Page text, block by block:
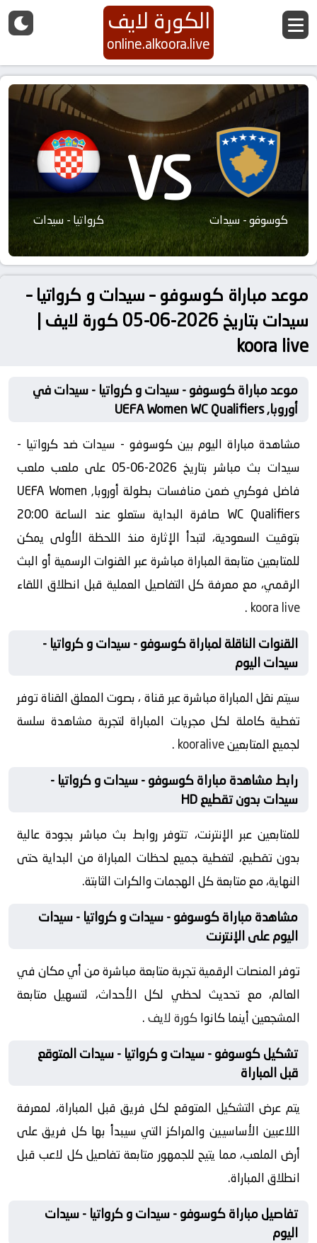
الكورة لايف
online.alkoora.live
كوسوفو - سيدات VS كرواتيا - سيدات
موعد مباراة كوسوفو – سيدات و كرواتيا –
سيدات بتاريخ 2026-06-05 كورة لايف |
koora live
موعد مباراة كوسوفو - سيدات و كرواتيا - سيدات في
أوروبا, UEFA Women WC Qualifiers
مشاهدة مباراة اليوم بين كوسوفو - سيدات ضد كرواتيا -
سيدات بث مباشر بتاريخ 2026-06-05 على ملعب ملعب
فاضل فوكري ضمن منافسات بطولة أوروبا, UEFA Women
WC Qualifiers صافرة البداية ستعلو عند الساعة 20:00
بتوقيت السعودية، لتبدأ الإثارة منذ اللحظة الأولى يمكن
للمتابعين متابعة المباراة مباشرة عبر القنوات الرسمية أو البث
الرقمي، مع معرفة كل التفاصيل العملية قبل انطلاق اللقاء
koora live
.
القنوات الناقلة لمباراة كوسوفو - سيدات و كرواتيا -
سيدات اليوم
سيتم نقل المباراة مباشرة عبر قناة ، بصوت المعلق القناة توفر
تغطية كاملة لكل مجريات المباراة لتجربة مشاهدة سلسة
لجميع المتابعينkooralive
.
رابط مشاهدة مباراة كوسوفو - سيدات و كرواتيا -
سيدات بدون تقطيع HD
للمتابعين عبر الإنترنت، تتوفر روابط بث مباشر بجودة عالية
بدون تقطيع، لتغطية جميع لحظات المباراة من البداية حتى
النهاية، مع متابعة كل الهجمات والكرات الثابتة.
مشاهدة مباراة كوسوفو - سيدات و كرواتيا - سيدات
اليوم على الإنترنت
توفر المنصات الرقمية تجربة متابعة مباشرة من أي مكان في
العالم، مع تحديث لحظي لكل الأحداث، لتسهيل متابعة
المشجعين أينما كانواكورة لايف.
تشكيل كوسوفو - سيدات و كرواتيا - سيدات المتوقع
قبل المباراة
يتم عرض التشكيل المتوقع لكل فريق قبل المباراة، لمعرفة
اللاعبين الأساسيين والمراكز التي سيبدأ بها كل فريق على
أرض الملعب، مما يتيح للجمهور متابعة تفاصيل كل لاعب قبل
انطلاق المباراة.
تفاصيل مباراة كوسوفو - سيدات و كرواتيا - سيدات
اليوم